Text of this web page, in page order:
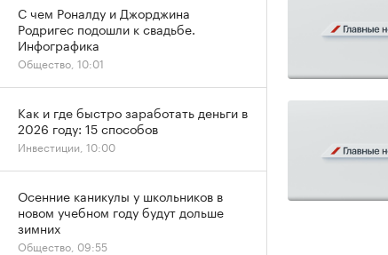
С чем Роналду и Джорджина
Родригес подошли к свадьбе.
Инфографика
Общество, 10:01
Как и где быстро заработать деньги в
2026 году: 15 способов
Инвестиции, 10:00
Осенние каникулы у школьников в
новом учебном году будут дольше
зимних
Общество, 09:55